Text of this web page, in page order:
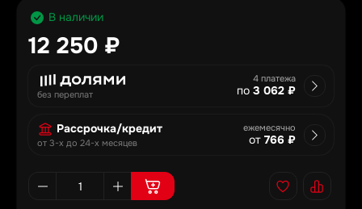
В наличии
12 250 ₽
без переплат
4 платежа
по 3 062 ₽
Рассрочка/кредит
от 3-х до 24-х месяцев
ежемесячно
от 766 ₽